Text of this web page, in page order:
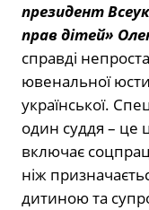
президент
прав дітей»
справді
ювенальної
української.
один суддя – це
включає
ніж
дитиною та